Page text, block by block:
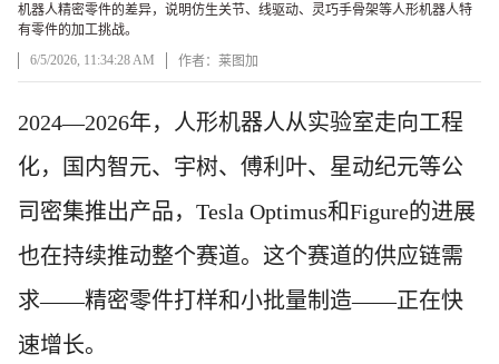
机器人精密零件的差异，说明仿生关节、线驱动、灵巧手骨架等人形机器人特
有零件的加工挑战。
6/5/2026, 11:34:28 AM
作者：莱图加
文章正文
2024—2026年，人形机器人从实验室走向工程
化，国内智元、宇树、傅利叶、星动纪元等公
司密集推出产品， Tesla Optimus和Figure的进展
也在持续推动整个赛道。这个赛道的供应链需
求——精密零件打样和小批量制造——正在快
速增长。